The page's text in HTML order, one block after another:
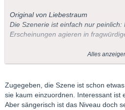
Original von Liebestraum
Die Szenerie ist einfach nur peinlich:
Erscheinungen agieren in
Skovhus hat seinen stimmlichen
gelassen. Man hört es sofort. Auch
Habe die Aufnahme gleich gestoppt!!!
Alles
Zugegeben, die Szene ist schon
sie kaum einzuordnen. Interessant ist
Aber sängerisch ist das Niveau doch